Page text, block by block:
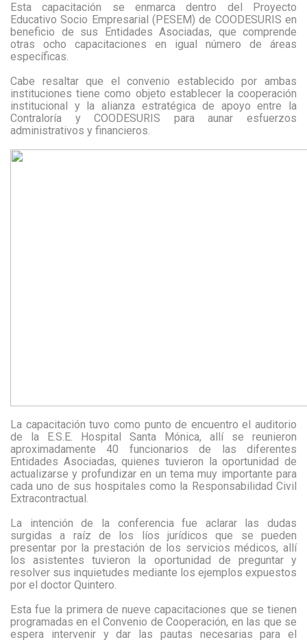
Esta capacitación se enmarca dentro del Proyecto
Educativo Socio Empresarial (PESEM) de COODESURIS en
beneficio de sus Entidades Asociadas, que comprende
otras ocho capacitaciones en igual número de áreas
específicas.
Cabe resaltar que el convenio establecido por ambas
instituciones tiene como objeto establecer la cooperación
institucional y la alianza estratégica de apoyo entre la
Contraloría y COODESURIS para aunar esfuerzos
administrativos y financieros.
La capacitación tuvo como punto de encuentro el auditorio
de la E.S.E. Hospital Santa Mónica, allí se reunieron
aproximadamente 40 funcionarios de las diferentes
Entidades Asociadas, quienes tuvieron la oportunidad de
actualizarse y profundizar en un tema muy importante para
cada uno de sus hospitales como la Responsabilidad Civil
Extracontractual.
La intención de la conferencia fue aclarar las dudas
surgidas a raíz de los líos jurídicos que se pueden
presentar por la prestación de los servicios médicos, allí
los asistentes tuvieron la oportunidad de preguntar y
resolver sus inquietudes mediante los ejemplos expuestos
por el doctor Quintero.
Esta fue la primera de nueve capacitaciones que se tienen
programadas en el Convenio de Cooperación, en las que se
espera intervenir y dar las pautas necesarias para el